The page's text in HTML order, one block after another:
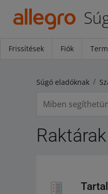
Frissítések Fiók
Súgó eladóknak
Raktárak